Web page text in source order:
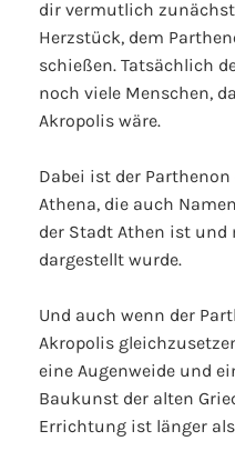
dir vermutlich
Herzstück, dem
schießen. Tatsächlich
noch viele Menschen,
Akropolis wäre.
Dabei ist der
Athena, die auch
der Stadt Athen ist
dargestellt wurde.
Und auch wenn der
Akropolis
eine Augenweide und
Baukunst der alten
Errichtung ist länger